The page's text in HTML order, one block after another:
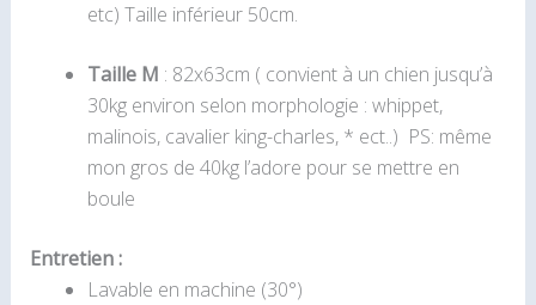
etc) Taille inférieur 50cm.
Taille M : 82x63cm ( convient à un chien jusqu’à
30kg environ selon morphologie : whippet,
malinois, cavalier king-charles, * ect..) PS: même
mon gros de 40kg l’adore pour se mettre en
boule
Entretien :
Lavable en machine (30°)